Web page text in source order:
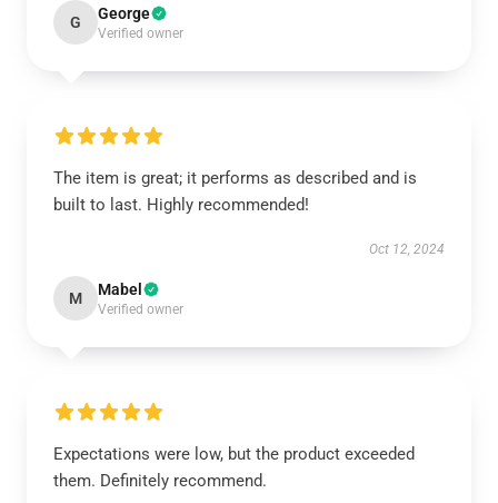
G George
Verified owner
The item is great; it performs as described and is
built to last. Highly recommended!
Oct 12, 2024
M Mabel
Verified owner
Expectations were low, but the product exceeded
them. Definitely recommend.